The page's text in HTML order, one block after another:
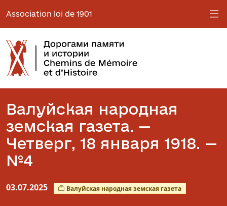
Association loi de 1901
Валуйская народная
земская газета. —
Четверг, 18 января 1918. —
№4
03.07.2025 Валуйская народная земская газета